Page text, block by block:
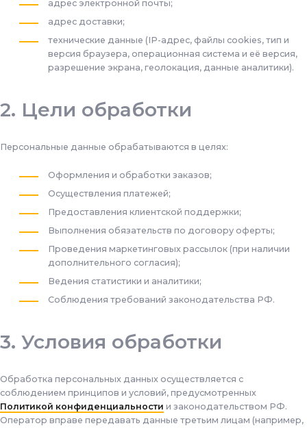
адрес электронной почты;
адрес доставки;
технические данные (IP-адрес, файлы cookies, тип и
версия браузера, операционная система и её версия,
разрешение экрана, геолокация, данные аналитики).
Цели обработки
Персональные данные обрабатываются в целях:
Оформления и обработки заказов;
Осуществления платежей;
Предоставления клиентской поддержки;
Выполнения обязательств по договору оферты;
Проведения маркетинговых рассылок (при наличии
дополнительного согласия);
Ведения статистики и аналитики;
Соблюдения требований законодательства РФ.
Условия обработки
Обработка персональных данных осуществляется с
соблюдением принципов и условий, предусмотренных
Политикой конфиденциальности и законодательством РФ.
Оператор вправе передавать данные третьим лицам (например,